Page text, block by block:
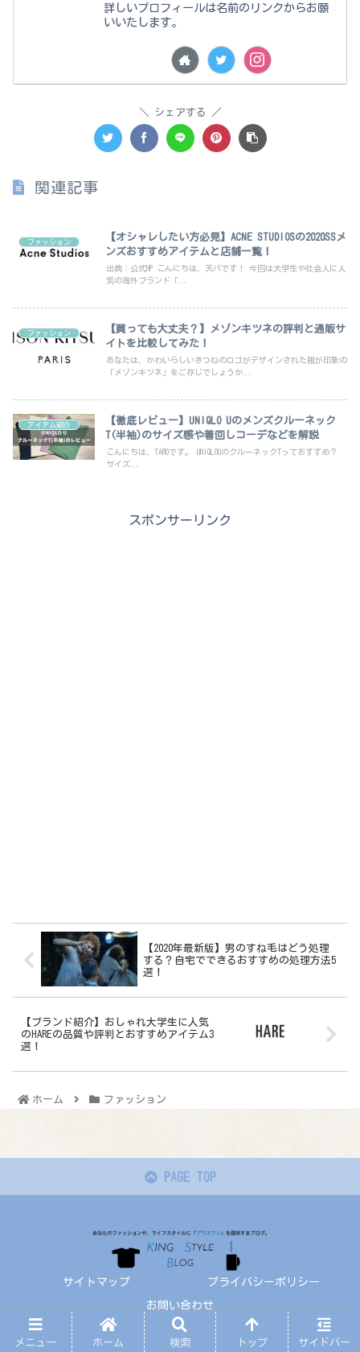
詳しいプロフィールは名前のリンクからお願
いいたします。
シェアする
関連記事
ファッション
【オシャレしたい方必見】ACNE STUDIOSの2020SSメ
ンズおすすめアイテムと店舗一覧！
出典：公式HP こんにちは、天パです！ 今回は大学生や社会人に人
気の海外ブランド「...
ファッション
【買っても大丈夫？】メゾンキツネの評判と通販サ
イトを比較してみた！
あなたは、かわいらしいきつねのロゴがデザインされた服が印象の
「メゾンキツネ」をご存じでしょうか...
アイテム紹介
【徹底レビュー】UNIQLO Uのメンズクルーネック
T(半袖)のサイズ感や着回しコーデなどを解説
こんにちは、TAROです。 UNIQLOUのクルーネックTっておすすめ？
サイズ...
スポンサーリンク
【2020年最新版】男のすね毛はどう処理
する？自宅でできるおすすめの処理方法5
選！
【ブランド紹介】おしゃれ大学生に人気
のHAREの品質や評判とおすすめアイテム3
選！
ホーム ファッション
PAGE TOP
サイトマップ プライバシーポリシー
お問い合わせ
© 2019-2026 KING STYLE BLOG.
メニュー ホーム 検索 トップ サイドバー